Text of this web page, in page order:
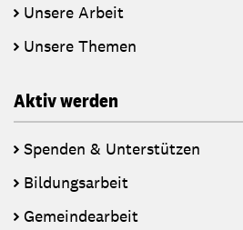
Unsere Arbeit
Unsere Themen
Aktiv werden
Spenden & Unterstützen
Bildungsarbeit
Gemeindearbeit